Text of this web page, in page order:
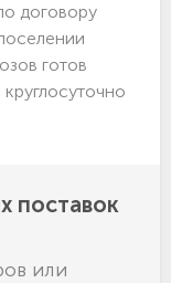
договору
готов
поставок
или